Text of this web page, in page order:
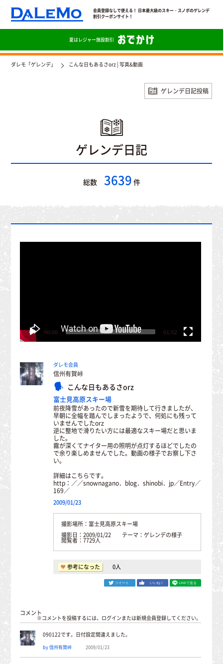
会員登録なしで使える！ 日本最大級のスキー・スノボのゲレンデ
割引クーポンサイト！
夏はレジャー施設割引
ダレモ「ゲレンデ」 こんな日もあるさorz | 写真&動画
ゲレンデ日記投稿
ゲレンデ日記
総数 3639 件
Video
00:00 01:52
ダレモ会員
信州有賀峠
こんな日もあるさorz
富士見高原スキー場
前夜降雪があったので新雪を期待して行きましたが、
早朝に全幅を踏んでしまったようで、何処にも残って
いませんでしたorz
逆に整地で滑りたい方には最適なスキー場だと思いま
した。
霧が深くてナイター用の照明が点灯するほどでしたの
で余り楽しめませんでした。動画の様子でお察し下さ
い。
詳細はこちらです。
http：／／snownagano．blog．shinobi．jp／Entry／
169／
2009/01/23
撮影場所：富士見高原スキー場
撮影日：2009/01/22 テーマ：ゲレンデの様子
閲覧者：7729人
参考になった 0人
コメント
※コメントを投稿するには、ログインまたは新規会員登録してください。
090122です。日付設定間違えました。
by 信州有賀峠 2009/01/23